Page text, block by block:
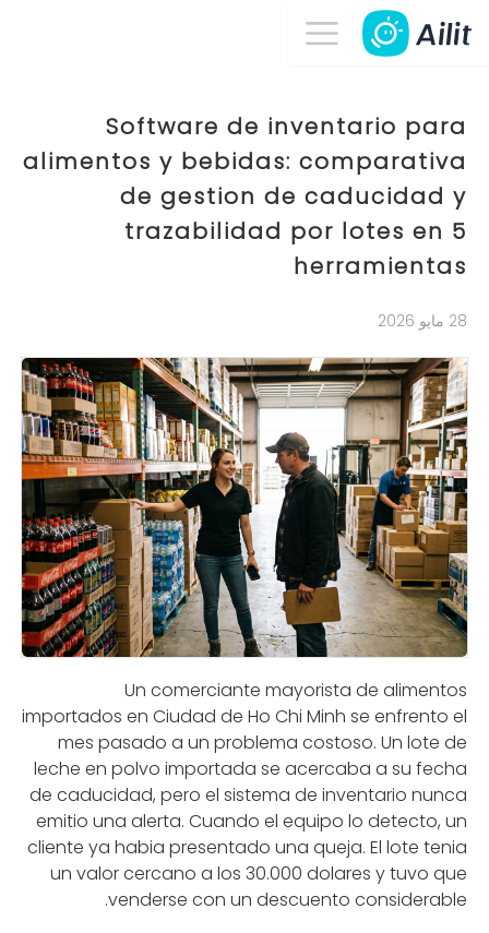
Software de inventario para
alimentos y bebidas: comparativa
de gestion de caducidad y
trazabilidad por lotes en 5
herramientas
28 مايو 2026
Un comerciante mayorista de alimentos
importados en Ciudad de Ho Chi Minh se enfrento el
mes pasado a un problema costoso. Un lote de
leche en polvo importada se acercaba a su fecha
de caducidad, pero el sistema de inventario nunca
emitio una alerta. Cuando el equipo lo detecto, un
cliente ya habia presentado una queja. El lote tenia
un valor cercano a los 30.000 dolares y tuvo que
venderse con un descuento considerable.